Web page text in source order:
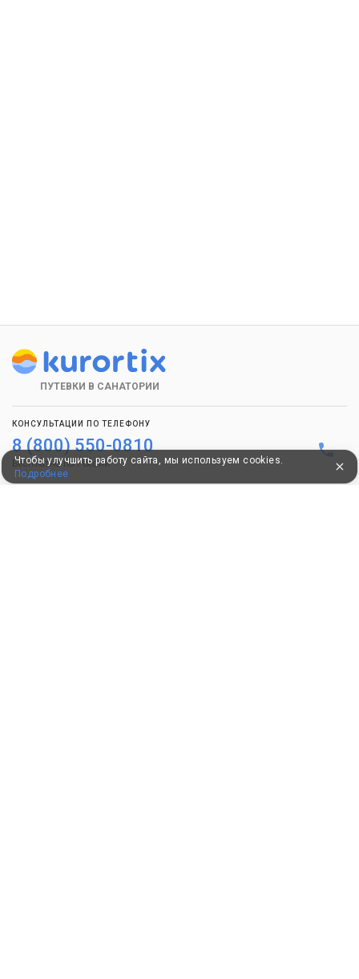
ПУТЕВКИ В САНАТОРИИ
КОНСУЛЬТАЦИИ ПО ТЕЛЕФОНУ
8 (800) 550-0810
Бесплатно по России
Чтобы улучшить работу сайта, мы используем cookies.
Подробнее